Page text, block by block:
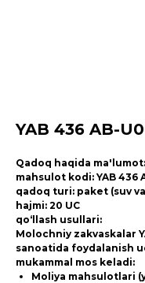
YAB 436 AB-
Qadoq haqida ma'lumot:
mahsulot kodi: YAB 436
qadoq turi: paket (suv
hajmi: 20 UC
qo‘llash usullari:
Molochniy zakvaskalar
sanoatida foydalanish
mukammal mos keladi:
Moliya mahsulotlari